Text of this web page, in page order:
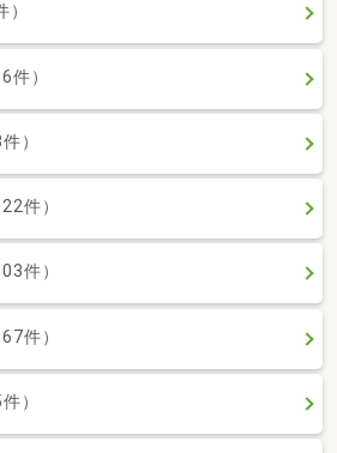
）
件）
）
件）
件）
件）
）